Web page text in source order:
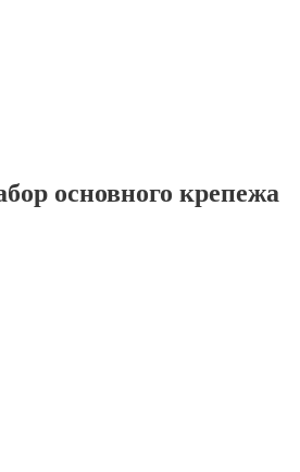
основного крепежа